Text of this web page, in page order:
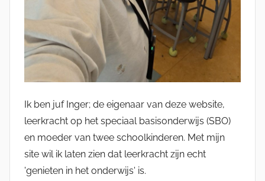
Ik ben juf Inger; de eigenaar van deze website,
leerkracht op het speciaal basisonderwijs (SBO)
en moeder van twee schoolkinderen. Met mijn
site wil ik laten zien dat leerkracht zijn echt
'genieten in het onderwijs' is.